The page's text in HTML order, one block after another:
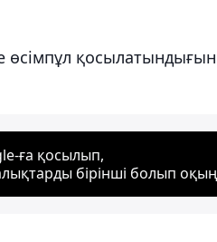
өсімпұл қосылатындығын
ға қосылып,
бірінші болып